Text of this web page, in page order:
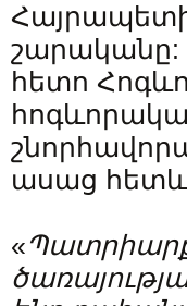
շարականը:
հետո
ասաց
«